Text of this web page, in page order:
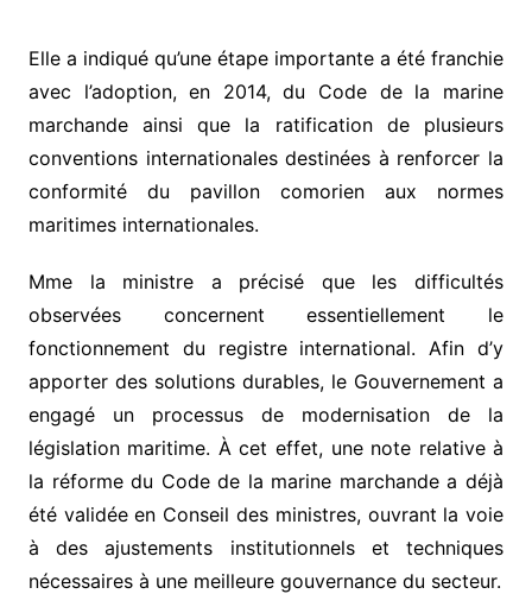
Elle a indiqué qu’une étape importante a été franchie
avec l’adoption, en 2014, du Code de la marine
marchande ainsi que la ratification de plusieurs
conventions internationales destinées à renforcer la
conformité du pavillon comorien aux normes
maritimes internationales.
Mme la ministre a précisé que les difficultés
observées concernent essentiellement le
fonctionnement du registre international. Afin d’y
apporter des solutions durables, le Gouvernement a
engagé un processus de modernisation de la
législation maritime. À cet effet, une note relative à
la réforme du Code de la marine marchande a déjà
été validée en Conseil des ministres, ouvrant la voie
à des ajustements institutionnels et techniques
nécessaires à une meilleure gouvernance du secteur.